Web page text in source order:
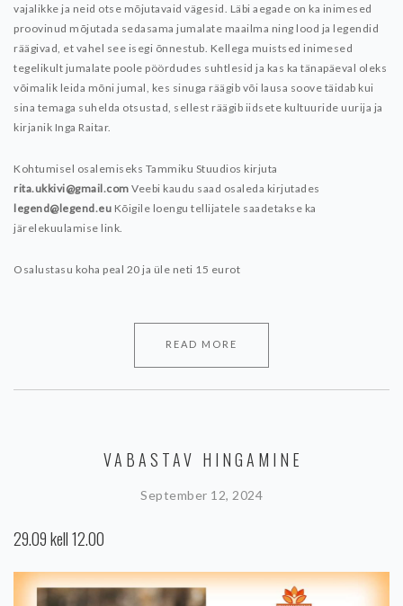
vajalikke ja neid otse mõjutavaid vägesid. Läbi aegade on ka inimesed
proovinud mõjutada sedasama jumalate maailma ning lood ja legendid
räägivad, et vahel see isegi õnnestub. Kellega muistsed inimesed
tegelikult jumalate poole pöördudes suhtlesid ja kas ka tänapäeval oleks
võimalik leida mõni jumal, kes sinuga räägib või lausa soove täidab kui
sina temaga suhelda otsustad, sellest räägib iidsete kultuuride uurija ja
kirjanik Inga Raitar.
Kohtumisel osalemiseks Tammiku Stuudios kirjuta
rita.ukkivi@gmail.com Veebi kaudu saad osaleda kirjutades
legend@legend.eu Kõigile loengu tellijatele saadetakse ka
järelekuulamise link.
Osalustasu koha peal 20 ja üle neti 15 eurot
READ MORE
VABASTAV HINGAMINE
September 12, 2024
29.09 kell 12.00